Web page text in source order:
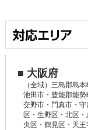
■ 大阪府
（全域）三島郡島
池田市・豊能郡能
交野市・門真市・
区・生野区・北区
央区・鶴見区・天